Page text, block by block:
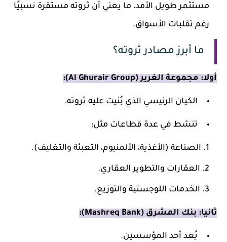
مستثمر طويل الأمد، ما يعني أن ثروته مستقرة نسبيًا
رغم تقلبات الأسواق.
ما أبرز مصادر ثروته؟
أولا: مجموعة الغرير (Al Ghurair Group):
الكيان الرئيسي الذي بُنيت عليه ثروته.
تنشط في عدة قطاعات مثل:
الصناعة (الأغذية، الألمنيوم، التعبئة والتغليف).
العقارات والتطوير العقاري.
الخدمات اللوجستية والتوزيع.
ثانيا: بنك المشرق (Mashreq Bank):
يُعد أحد المؤسسين.